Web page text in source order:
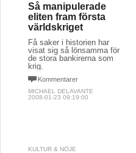
Så manipulerade
eliten fram första
världskriget
Få saker i historien har
visat sig så lönsamma för
de stora bankirerna som
krig.
Kommentarer
MICHAEL DELAVANTE
2008-01-23 09:19:00
KULTUR & NÖJE